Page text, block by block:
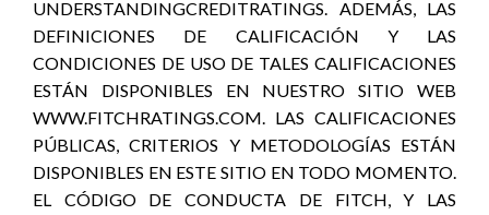
UNDERSTANDINGCREDITRATINGS. ADEMÁS, LAS
DEFINICIONES DE CALIFICACIÓN Y LAS
CONDICIONES DE USO DE TALES CALIFICACIONES
ESTÁN DISPONIBLES EN NUESTRO SITIO WEB
WWW.FITCHRATINGS.COM. LAS CALIFICACIONES
PÚBLICAS, CRITERIOS Y METODOLOGÍAS ESTÁN
DISPONIBLES EN ESTE SITIO EN TODO MOMENTO.
EL CÓDIGO DE CONDUCTA DE FITCH, Y LAS